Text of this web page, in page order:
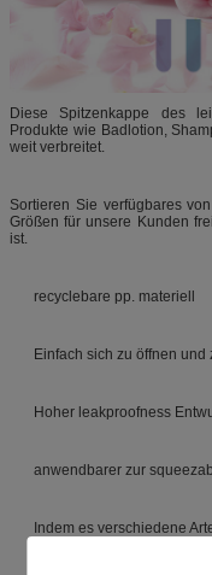
Diese Spitzenkappe des
Produkte wie Badlotion,
weit verbreitet.
Sortieren Sie verfügbares
Größen für unsere Kunden
ist.
recyclebare pp. materiell
Einfach sich zu öffnen und
Hoher leakproofness
anwendbarer zur
Indem es verschiedene